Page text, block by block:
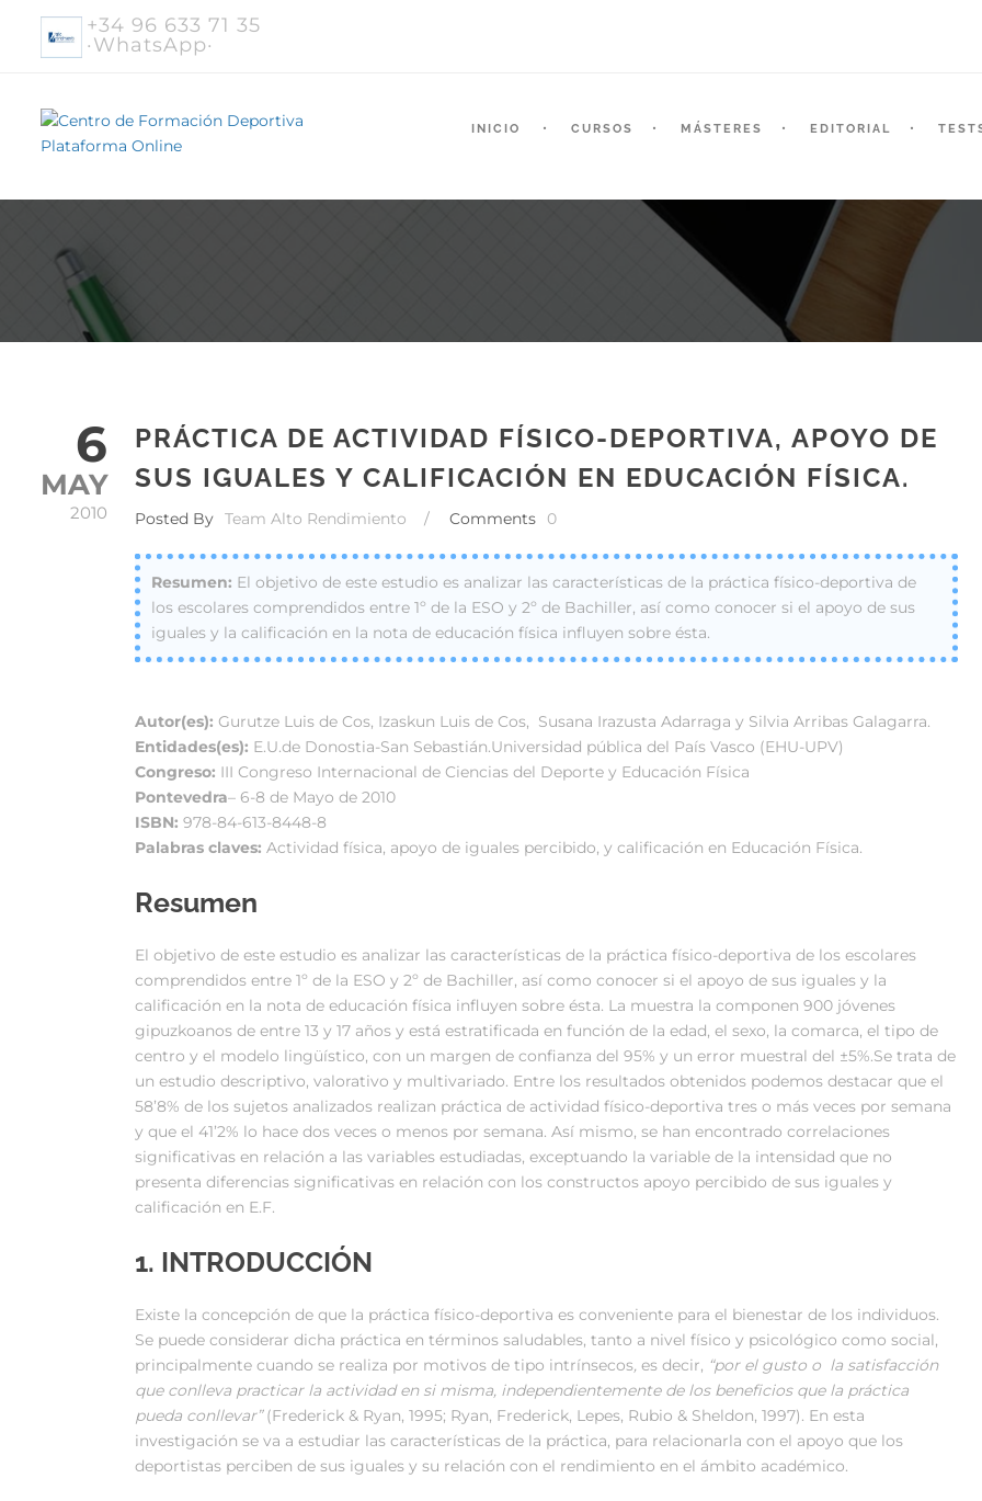
+34 96 633 71 35
·WhatsApp·
INICIO CURSOS MÁSTERES EDITORIAL
6
MAY
2010
PRÁCTICA DE ACTIVIDAD FÍSICO-DEPORTIVA, APOYO DE
SUS IGUALES Y CALIFICACIÓN EN EDUCACIÓN FÍSICA.
Posted By Team Alto Rendimiento / Comments 0
El objetivo de este estudio es analizar las características de la práctica físico-deportiva de
los escolares comprendidos entre 1º de la ESO y 2º de Bachiller, así como conocer si el apoyo de sus
iguales y la calificación en la nota de educación física influyen sobre ésta.
Autor(es): Gurutze Luis de Cos, Izaskun Luis de Cos, Susana Irazusta Adarraga y Silvia Arribas Galagarra.
Entidades(es): E.U.de Donostia-San Sebastián.Universidad pública del País Vasco (EHU-UPV)
Congreso: III Congreso Internacional de Ciencias del Deporte y Educación Física
Pontevedra– 6-8 de Mayo de 2010
ISBN: 978-84-613-8448-8
Palabras claves: Actividad física, apoyo de iguales percibido, y calificación en Educación Física.
Resumen
El objetivo de este estudio es analizar las características de la práctica físico-deportiva de los escolares
comprendidos entre 1º de la ESO y 2º de Bachiller, así como conocer si el apoyo de sus iguales y la
calificación en la nota de educación física influyen sobre ésta. La muestra la componen 900 jóvenes
gipuzkoanos de entre 13 y 17 años y está estratificada en función de la edad, el sexo, la comarca, el tipo de
centro y el modelo lingüístico, con un margen de confianza del 95% y un error muestral del ±5%.Se trata de
un estudio descriptivo, valorativo y multivariado. Entre los resultados obtenidos podemos destacar que el
58’8% de los sujetos analizados realizan práctica de actividad físico-deportiva tres o más veces por semana
y que el 41’2% lo hace dos veces o menos por semana. Así mismo, se han encontrado correlaciones
significativas en relación a las variables estudiadas, exceptuando la variable de la intensidad que no
presenta diferencias significativas en relación con los constructos apoyo percibido de sus iguales y
calificación en E.F.
1. INTRODUCCIÓN
Existe la concepción de que la práctica físico-deportiva es conveniente para el bienestar de los individuos.
Se puede considerar dicha práctica en términos saludables, tanto a nivel físico y psicológico como social,
principalmente cuando se realiza por motivos de tipo intrínsecos, es decir, “por el gusto o la satisfacción
que conlleva practicar la actividad en si misma, independientemente de los beneficios que la práctica
pueda conllevar”(Frederick & Ryan, 1995; Ryan, Frederick, Lepes, Rubio & Sheldon, 1997). En esta
investigación se va a estudiar las características de la práctica, para relacionarla con el apoyo que los
deportistas perciben de sus iguales y su relación con el rendimiento en el ámbito académico.